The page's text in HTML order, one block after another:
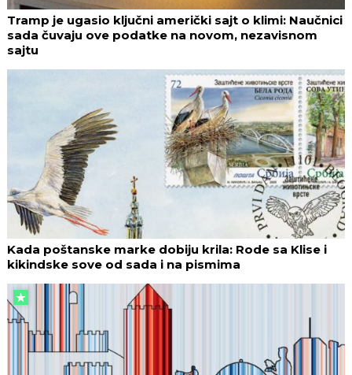
Tramp je ugasio ključni američki sajt o klimi: Naučnici
sada čuvaju ove podatke na novom, nezavisnom
sajtu
Kada poštanske marke dobiju krila: Rode sa Klise i
kikindske sove od sada i na pismima